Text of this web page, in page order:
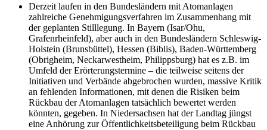
Derzeit laufen in den Bundesländern mit Atomanlagen
zahlreiche Genehmigungsverfahren im Zusammenhang mit
der geplanten Stilllegung. In Bayern (Isar/Ohu,
Grafenrheinfeld), aber auch in den Bundesländern Schleswig-
Holstein (Brunsbüttel), Hessen (Biblis), Baden-Württemberg
(Obrigheim, Neckarwestheim, Philippsburg) hat es z.B. im
Umfeld der Erörterungstermine – die teilweise seitens der
Initiativen und Verbände abgebrochen wurden, massive Kritik
an fehlenden Informationen, mit denen die Risiken beim
Rückbau der Atomanlagen tatsächlich bewertet werden
könnten, gegeben. In Niedersachsen hat der Landtag jüngst
eine Anhörung zur Öffentlichkeitsbeteiligung beim Rückbau